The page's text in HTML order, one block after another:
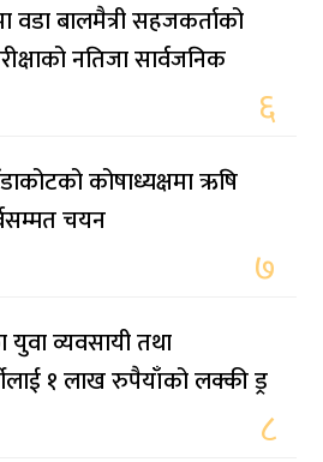
वडा बालमैत्री सहजकर्ताको
नतिजा सार्वजनिक
६
कोषाध्यक्षमा ऋषि
चयन
७
व्यवसायी तथा
१ लाख रुपैयाँको लक्की ड्र
८